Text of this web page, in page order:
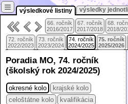
výsledkové listiny výsledky
≡
66. ročník
2016/2017
67. ročník
2017/2018
68.
2018/
72. ročník
2022/2023
73. ročník
2023/2024
74. ročník
2024/2025
75. ročník
2025/2026
Poradia MO, 74. ročník
(školský rok 2024/2025)
okresné kolo
krajské kolo
celoštátne kolo
kvalifikácia